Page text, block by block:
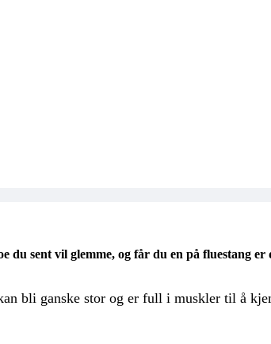
du sent vil glemme, og får du en på
bli ganske stor og er full i muskler til å